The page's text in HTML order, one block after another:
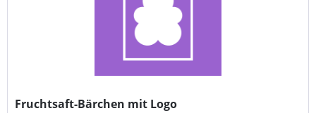
Fruchtsaft-Bärchen mit Logo